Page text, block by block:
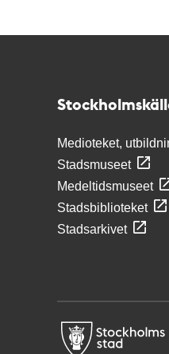
Medioteket,
Stadsmuseet
Medeltidsmuseet
Stadsbiblioteket
Stadsarkivet